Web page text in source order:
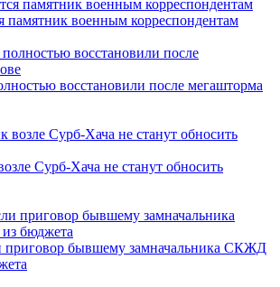
памятник военным корреспондентам
восстановили после мегашторма
Сурб-Хача не станут обносить
приговор бывшему замначальника СКЖД